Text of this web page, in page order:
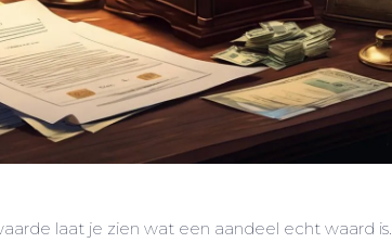
laat je zien wat een aandeel echt waard is.